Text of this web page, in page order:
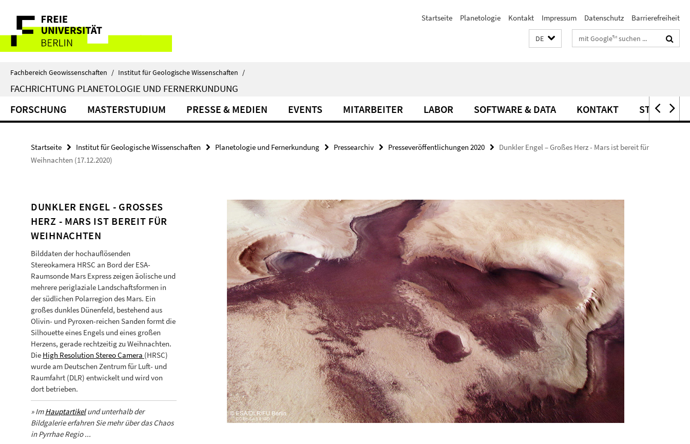
direkt
Inhalt
Service-
Navigation
Startseite Planetologie Kontakt Impressum Datenschutz Barrierefreiheit
DE Suchbegriffe
Fachbereich Geowissenschaften / Institut für Geologische Wissenschaften /
FACHRICHTUNG PLANETOLOGIE UND FERNERKUNDUNG
FORSCHUNG MASTERSTUDIUM PRESSE & MEDIEN EVENTS MITARBEITER LABOR SOFTWARE & DATA KONTAKT STELLEN
Startseite Institut für Geologische Wissenschaften Planetologie und Fernerkundung Pressearchiv Presseveröffentlichungen 2020
Dunkler Engel – Großes Herz - Mars ist bereit für
Weihnachten (17.12.2020)
DUNKLER ENGEL - GROSSES H
ERZ - MARS IST BEREIT FÜR W
EIHNACHTEN
Bilddaten der hochauflösenden
Stereokamera HRSC an Bord der ESA-
Raumsonde Mars Express zeigen äolische und
mehrere periglaziale Landschaftsformen in
der südlichen Polarregion des Mars. Ein
großes dunkles Dünenfeld, bestehend aus
Olivin- und Pyroxen-reichen Sanden formt die
Silhouette eines Engels und eines großen
Herzens, gerade rechtzeitig zu Weihnachten.
Die High Resolution Stereo Camera (HRSC)
wurde am Deutschen Zentrum für Luft- und
Raumfahrt (DLR) entwickelt und wird von
dort betrieben.
» ImHauptartikelund unterhalb der
Bildgalerie erfahren Sie mehr über das Chaos
in Pyrrhae Regio ...